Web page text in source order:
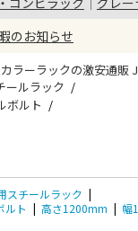
のお知らせ
ラーラックの激安通販
ールラック
ボルト
スチールラック |
ルト | 高さ1200mm | 幅